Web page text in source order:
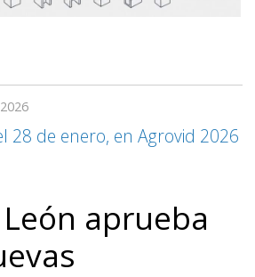
28 de enero, en Agrovid 2026
aprueba